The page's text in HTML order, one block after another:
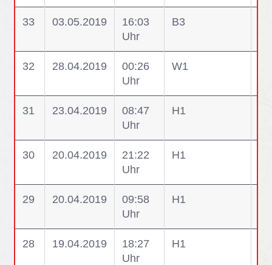
33 03.05.2019
16:03
Uhr
B3
32 28.04.2019
00:26
Uhr
W1
31 23.04.2019
08:47
Uhr
H1
30 20.04.2019
21:22
Uhr
H1
29 20.04.2019
09:58
Uhr
H1
28 19.04.2019
18:27
Uhr
H1